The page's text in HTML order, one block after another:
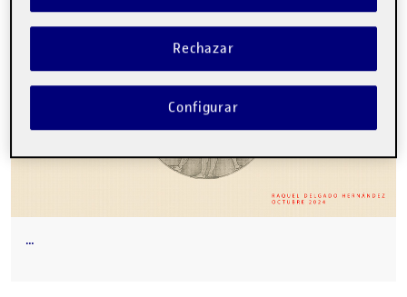
…
Rechazar
Configurar